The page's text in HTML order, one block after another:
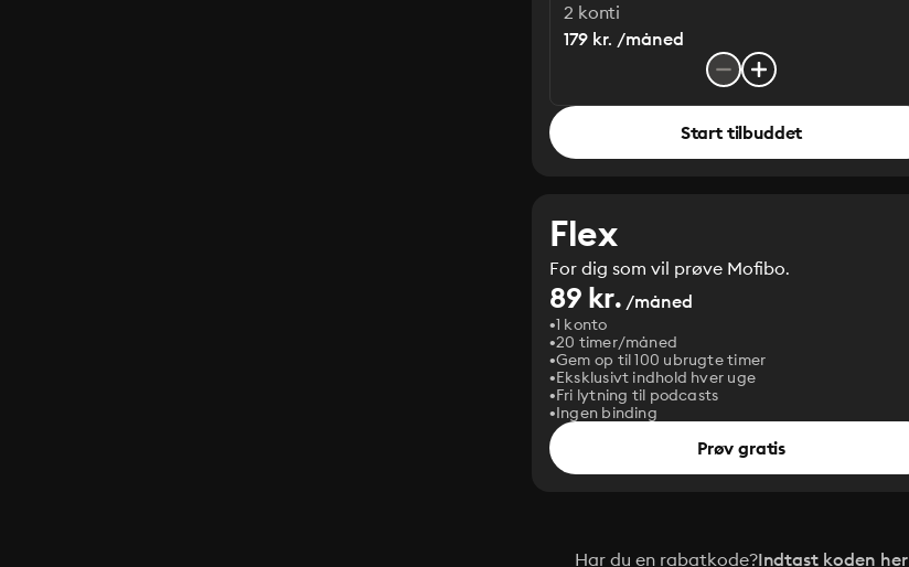
2 konti
179 kr. /måned
Start tilbuddet
Flex
For dig som vil prøve Mofibo.
89 kr. /måned
1 konto
20 timer/måned
Gem op til 100 ubrugte timer
Eksklusivt indhold hver uge
Fri lytning til podcasts
Ingen binding
Prøv gratis
Har du en rabatkode?Indtast koden her